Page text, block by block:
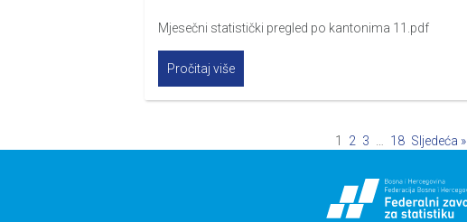
Mjesečni statistički pregled po kantonima 11.pdf
Pročitaj više
1 2 3 … 18 Sljedeća »